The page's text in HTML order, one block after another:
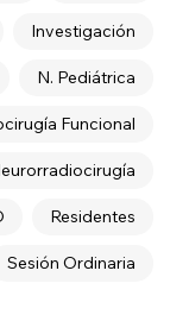
Investigación
N. Pediátrica
Funcional
Residentes
Sesión Ordinaria